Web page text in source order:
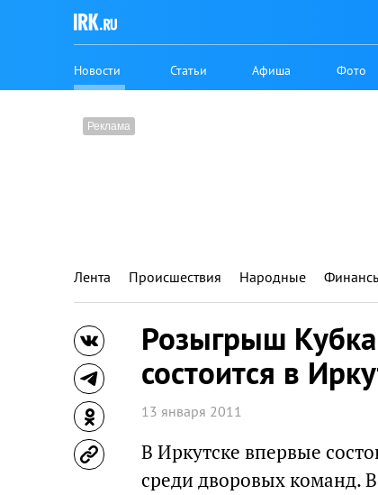
Новости Статьи Афиша Фото
Лента Происшествия Народные
Розыгрыш
состоится в
13 января 2011
В Иркутске впервые
среди дворовых команд.